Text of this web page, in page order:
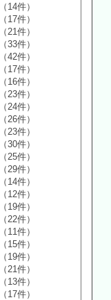
（14件）
（17件）
（21件）
（33件）
（42件）
（17件）
（16件）
（23件）
（24件）
（26件）
（23件）
（30件）
（25件）
（29件）
（14件）
（12件）
（19件）
（22件）
（11件）
（15件）
（19件）
（21件）
（13件）
（17件）